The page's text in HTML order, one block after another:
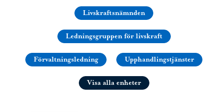
Livskraftsnämnden
Ledningsgruppen för livskraft
Förvaltningsledning Upphandlingstjänster
Visa alla enheter